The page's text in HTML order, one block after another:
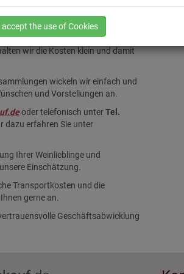
professionelle und
wir die Kosten klein und damit
wickeln wir einfach und
und Vorstellungen an.
oder telefonisch unterTel.
dazu erfahren Sie unter
Ihrer Weinlieblinge und
Einschätzung.
Transportkosten und die
gerne an.
Geschäftsabwicklung
accept the use of Cookies